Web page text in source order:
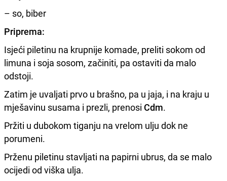
– so, biber
Priprema:
Isjeći piletinu na krupnije komade, preliti sokom od
limuna i soja sosom, začiniti, pa ostaviti da malo
odstoji.
Zatim je uvaljati prvo u brašno, pa u jaja, i na kraju u
mješavinu susama i prezli, prenosi Cdm.
Pržiti u dubokom tiganju na vrelom ulju dok ne
porumeni.
Prženu piletinu stavljati na papirni ubrus, da se malo
ocijedi od viška ulja.